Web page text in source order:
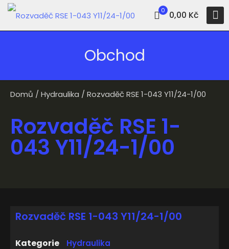
0 0,00 Kč
Obchod
Domů / Hydraulika / Rozvaděč RSE 1-043 Y11/24-1/00
Rozvaděč RSE 1-
043 Y11/24-1/00
Rozvaděč RSE 1-043 Y11/24-1/00
Kategorie Hydraulika